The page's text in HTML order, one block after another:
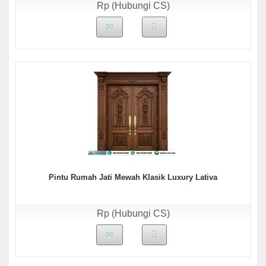
Rp (Hubungi CS)
Pintu Rumah Jati Mewah Klasik Luxury Lativa
Rp (Hubungi CS)